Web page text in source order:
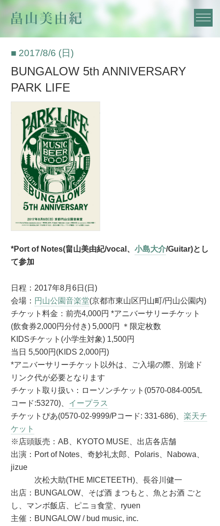
■ 2017/8/6 (日)
BUNGALOW 5th ANNIVERSARY
PARK LIFE
*Port of Notes(畠山美由紀/vocal、小島大介/Guitar)とし
て参加
日程：2017年8月6日(日)
会場： 円山公園音楽堂(京都市東山区円山町/円山公園内)
チケット料金：前売4,000円 *アニバーサリーチケット
(飲食券2,000円分付き) 5,000円 ＊限定枚数
KIDSチケット(小学生対象) 1,500円
当日 5,500円(KIDS 2,000円)
*アニバーサリーチケット以外は、ご入場の際、別途ド
リンク代が必要となります
チケット取り扱い：ローソンチケット(0570-084-005/L
コード:53270)、 イープラス
チケットぴあ(0570-02-9999/Pコード: 331-686)、楽天チ
ケット
※店頭販売：AB、KYOTO MUSE、出店各店舗
出演：Port of Notes、奇妙礼太郎、Polaris、Nabowa、
jizue
次松大助(THE MICETEETH)、長谷川健一
出店：BUNGALOW、そば酒 まつもと、魚とお酒 ごと
し、マンボ飯店、ピニョ食堂、ryuen
主催：BUNGALOW / bud music, inc.